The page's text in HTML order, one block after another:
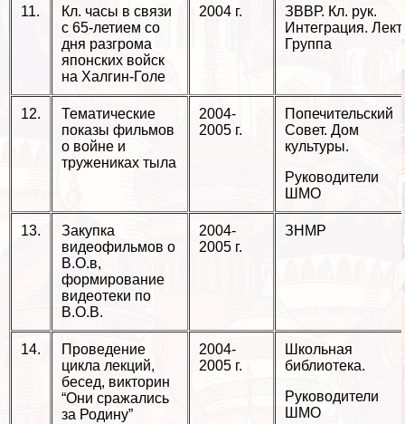
11.
Кл. часы в связи
с 65-летием со
дня разгрома
японских войск
на Халгин-Голе
2004 г.
ЗВВР. Кл. рук.
Интеграция.
Группа
12.
Тематические
показы фильмов
о войне и
тружениках тыла
2004-
2005 г.
Попечительский
Совет. Дом
культуры.
Руководители
ШМО
13.
Закупка
видеофильмов о
В.О.в,
формирование
видеотеки по
В.О.В.
2004-
2005 г.
ЗНМР
14.
Проведение
цикла лекций,
бесед, викторин
“Они сражались
за Родину”
2004-
2005 г.
Школьная
библиотека.
Руководители
ШМО